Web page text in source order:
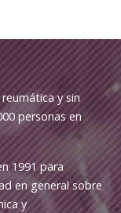
y sin
personas en
1991 para
en general sobre
y